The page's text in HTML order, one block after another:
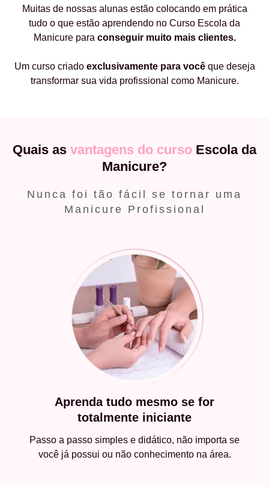
Muitas de nossas alunas estão colocando em prática
tudo o que estão aprendendo no Curso Escola da
Manicure para conseguir muito mais clientes.
Um curso criado exclusivamente para vocêque deseja
transformar sua vida profissional como Manicure.
Quais as vantagens do curso Escola da
Manicure?
Nunca foi tão fácil se tornar uma
Manicure Profissional
Aprenda tudo mesmo se for
totalmente iniciante
Passo a passo simples e didático, não importa se
você já possui ou não conhecimento na área.